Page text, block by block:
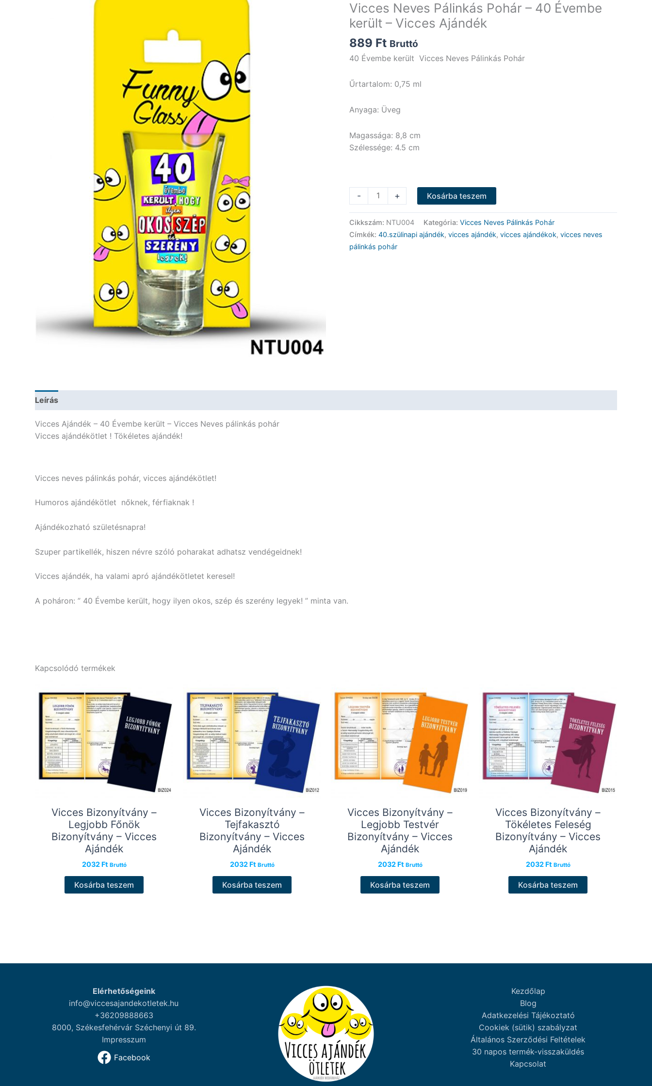
Vicces Neves Pálinkás Pohár – 40 Évembe
került – Vicces Ajándék
889 Ft Bruttó
40 Évembe került Vicces Neves Pálinkás Pohár
Űrtartalom: 0,75 ml
Anyaga: Üveg
Magassága: 8,8 cm
Szélessége: 4.5 cm
-
Neves
40
+ Kosárba teszem
Cikkszám: NTU004 Kategória: Vicces Neves Pálinkás Pohár
Címkék: 40.szülinapi ajándék, vicces ajándék, vicces ajándékok, vicces neves
pálinkás pohár
Leírás
Vicces Ajándék – 40 Évembe került – Vicces Neves pálinkás pohár
Vicces ajándékötlet ! Tökéletes ajándék!
Vicces neves pálinkás pohár, vicces ajándékötlet!
Humoros ajándékötlet nőknek, férfiaknak !
Ajándékozható születésnapra!
Szuper partikellék, hiszen névre szóló poharakat adhatsz vendégeidnek!
Vicces ajándék, ha valami apró ajándékötletet keresel!
A poháron: ” 40 Évembe került, hogy ilyen okos, szép és szerény legyek! ” minta van.
Kapcsolódó termékek
Vicces Bizonyítvány –
Legjobb Főnök
Bizonyítvány – Vicces
Ajándék
2032 Ft Bruttó
Kosárba teszem
Vicces Bizonyítvány –
Tejfakasztó
Bizonyítvány – Vicces
Ajándék
2032 Ft Bruttó
Kosárba teszem
Vicces Bizonyítvány –
Legjobb Testvér
Bizonyítvány – Vicces
Ajándék
2032 Ft Bruttó
Kosárba teszem
Vicces Bizonyítvány –
Tökéletes Feleség
Bizonyítvány – Vicces
Ajándék
2032 Ft Bruttó
Kosárba teszem
Elérhetőségeink
info@viccesajandekotletek.hu
+36209888663
8000, Székesfehérvár Széchenyi út 89.
Impresszum
Facebook
Kezdőlap
Blog
Adatkezelési Tájékoztató
Cookiek (sütik) szabályzat
Általános Szerződési Feltételek
30 napos termék-visszaküldés
Kapcsolat